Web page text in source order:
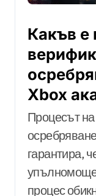
Какъв е
Xbox
Процесът
гарантира,
процес